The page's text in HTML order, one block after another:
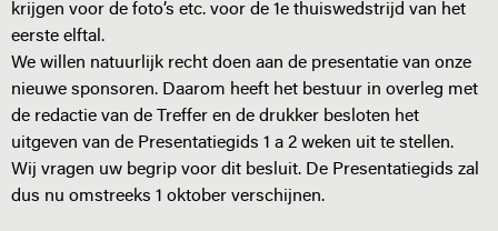
krijgen voor de foto’s etc. voor de 1e thuiswedstrijd van het
eerste elftal.
We willen natuurlijk recht doen aan de presentatie van onze
nieuwe sponsoren. Daarom heeft het bestuur in overleg met
de redactie van de Treffer en de drukker besloten het
uitgeven van de Presentatiegids 1 a 2 weken uit te stellen.
Wij vragen uw begrip voor dit besluit. De Presentatiegids zal
dus nu omstreeks 1 oktober verschijnen.